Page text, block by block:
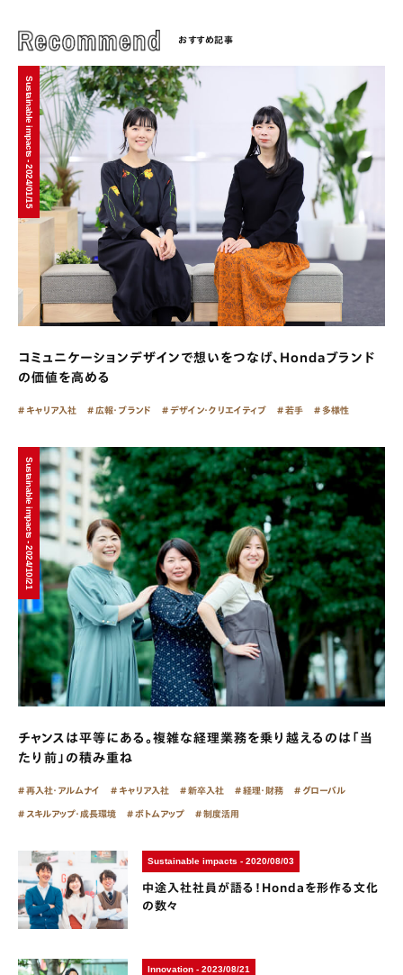
おすすめ記事
Sustainable impacts - 2024/01/15
コミュニケーションデザインで想いをつなげ、Hondaブランド
の価値を高める
キャリア入社 広報・ブランド デザイン・クリエイティブ 若手 多様性
Sustainable impacts - 2024/10/21
チャンスは平等にある。複雑な経理業務を乗り越えるのは「当
たり前」の積み重ね
再入社・アルムナイ キャリア入社 新卒入社 経理・財務 グローバル
スキルアップ・成長環境 ボトムアップ 制度活用
Sustainable impacts - 2020/08/03
中途入社社員が語る！Hondaを形作る文化
の数々
Innovation - 2023/08/21